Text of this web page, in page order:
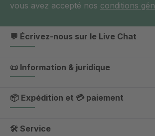
vous avez accepté nos conditions
💬 Écrivez-nous sur le Live Chat
📜 Information & juridique
📦 Expédition et 💳 paiement
🛠 Service